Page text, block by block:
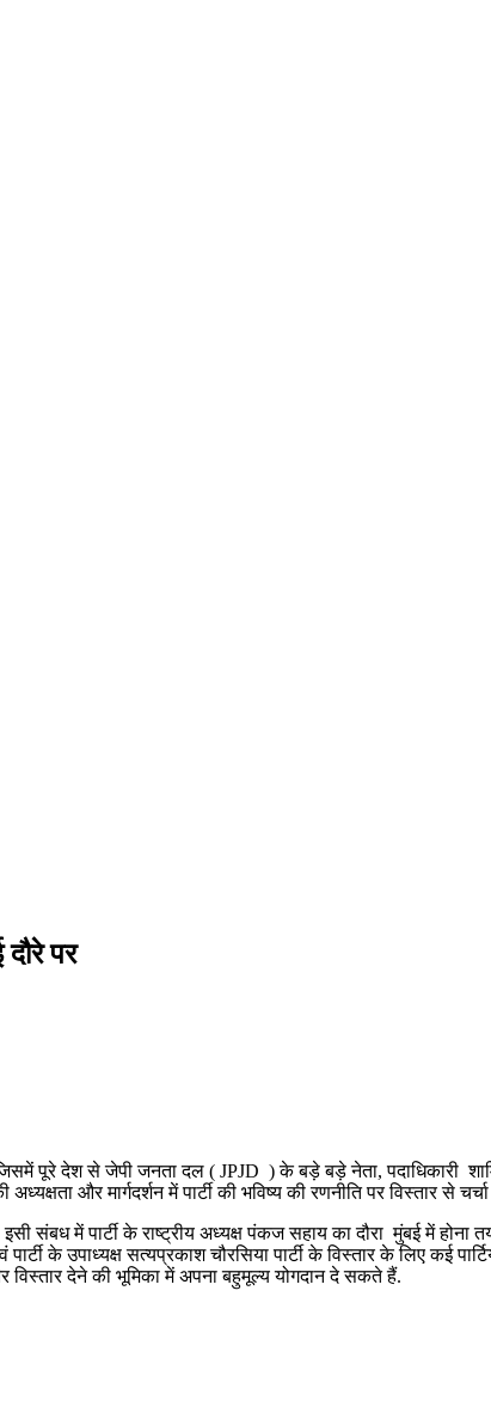
पर
पूरे देश से जेपी जनता दल ( JPJD ) के बड़े बड़े नेता, पदाधिकारी
और मार्गदर्शन में पार्टी की भविष्य की रणनीति पर विस्तार से चर्चा
संबध में पार्टी के राष्ट्रीय अध्यक्ष पंकज सहाय का दौरा मुंबई में
के उपाध्यक्ष सत्यप्रकाश चौरसिया पार्टी के विस्तार के लिए कई
विस्तार देने की भूमिका में अपना बहुमूल्य योगदान दे सकते हैं.